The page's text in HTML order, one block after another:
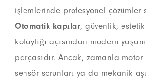
işlemlerinde profesyonel çözümler
Otomatik kapılar, güvenlik,
kolaylığı açısından modern
parçasıdır. Ancak, zamanla motor
sensör sorunları ya da mekanik